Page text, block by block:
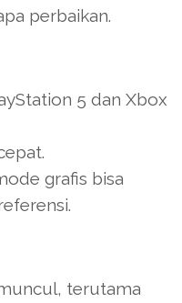
perbaikan.
5 dan Xbox
grafis bisa
terutama